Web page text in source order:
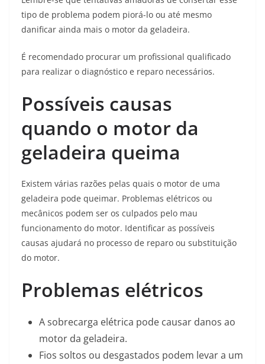
tipo de problema podem piorá-lo ou até mesmo
danificar ainda mais o motor da geladeira.
É recomendado procurar um profissional qualificado
para realizar o diagnóstico e reparo necessários.
Possíveis causas
quando o motor da
geladeira queima
Existem várias razões pelas quais o motor de uma
geladeira pode queimar. Problemas elétricos ou
mecânicos podem ser os culpados pelo mau
funcionamento do motor. Identificar as possíveis
causas ajudará no processo de reparo ou substituição
do motor.
Problemas elétricos
A sobrecarga elétrica pode causar danos ao
motor da geladeira.
Fios soltos ou desgastados podem levar a um